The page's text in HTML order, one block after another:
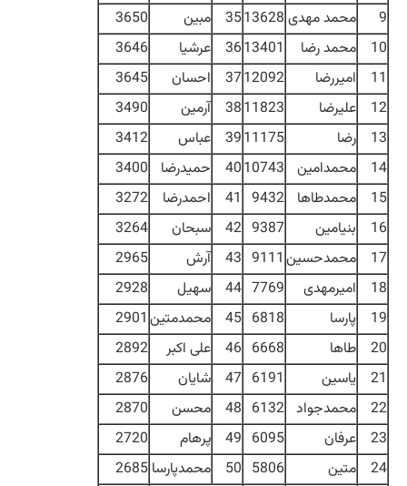
9
محمد مهدی 13628
35 مبین
3650
10
محمد رضا 13401
36 عرشیا
3646
11
امیررضا 12092
37 احسان
3645
12
علیرضا 11823
38 آرمین
3490
13
رضا 11175
39 عباس
3412
14
محمدامین 10743
40 حمیدرضا
3400
15
محمدطاها 9432
41 احمدرضا
3272
16
بنیامین 9387
42 سبحان
3264
17
محمدحسین 9111
43 آرش
2965
18
امیرمهدی 7769
44 سهیل
2928
19
پارسا 6818
45 محمدمتین 2901
20
طاها 6668
46 علی اکبر
2892
21
یاسین 6191
47 شایان
2876
22
محمدجواد 6132
48 محسن
2870
23
عرفان 6095
49 پرهام
2720
24
متین 5806
50 محمدپارسا 2685